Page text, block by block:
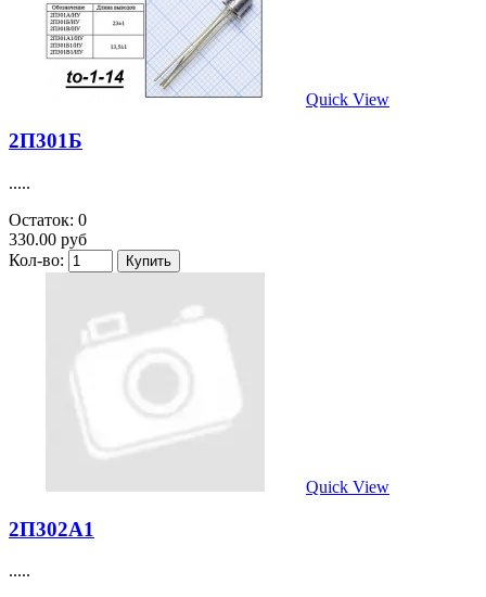
Quick View
2П301Б
.....
Остаток: 0
330.00 руб
Кол-во:
Quick View
2П302А1
.....